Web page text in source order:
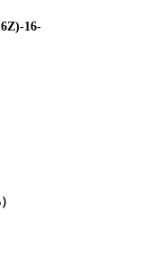
16-
）